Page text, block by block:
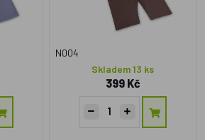
N004
Skladem 13 ks
399 Kč